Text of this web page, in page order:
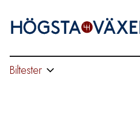
Biltester